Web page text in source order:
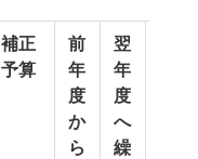
補正
予算
前
年
度
か
ら
翌
年
度
へ
繰